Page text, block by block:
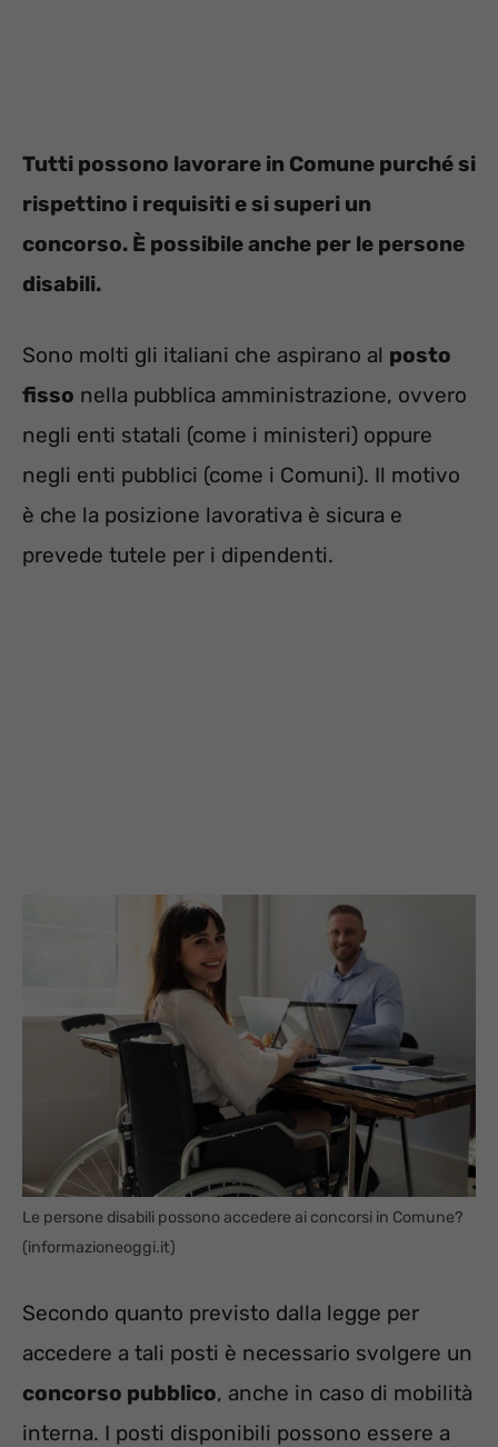
Tutti possono lavorare in Comune purché si
rispettino i requisiti e si superi un
concorso. È possibile anche per le persone
disabili.
Sono molti gli italiani che aspirano al posto
fisso nella pubblica amministrazione, ovvero
negli enti statali (come i ministeri) oppure
negli enti pubblici (come i Comuni). Il motivo
è che la posizione lavorativa è sicura e
prevede tutele per i dipendenti.
Le persone disabili possono accedere ai concorsi in Comune?
(informazioneoggi.it)
Secondo quanto previsto dalla legge per
accedere a tali posti è necessario svolgere un
concorso pubblico, anche in caso di mobilità
interna. I posti disponibili possono essere a